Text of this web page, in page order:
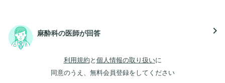
麻酔科の医師が回答 navigate_next
利用規約 と 個人情報の取り扱いに
同意のうえ、無料会員登録をしてください